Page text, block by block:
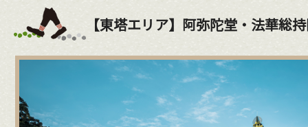
【東塔エリア】阿弥陀堂・法華総